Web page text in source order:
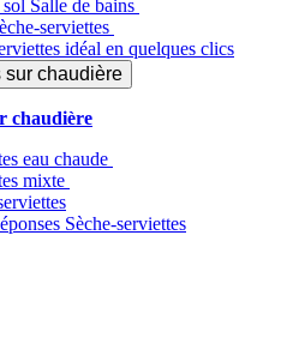
Salle de bains
serviettes
idéal en quelques clics
sur chaudière
chaudière
eau chaude
mixte
Sèche-serviettes